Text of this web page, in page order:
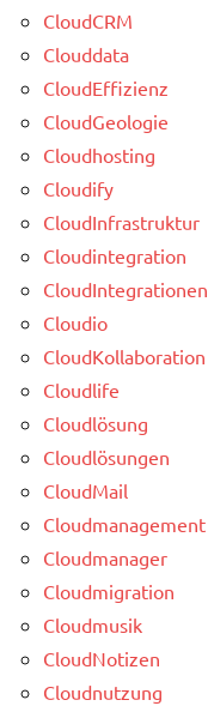
CloudCRM
Clouddata
CloudEffizienz
CloudGeologie
Cloudhosting
Cloudify
CloudInfrastruktur
Cloudintegration
CloudIntegrationen
Cloudio
CloudKollaboration
Cloudlife
Cloudlösung
Cloudlösungen
CloudMail
Cloudmanagement
Cloudmanager
Cloudmigration
Cloudmusik
CloudNotizen
Cloudnutzung